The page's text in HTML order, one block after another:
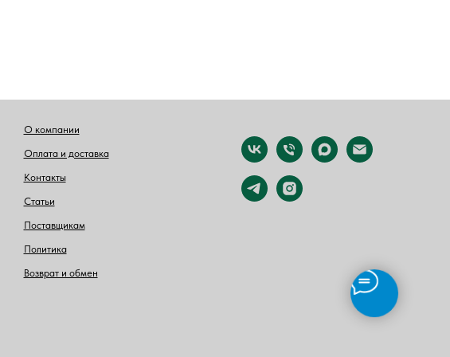
О компании
Оплата и доставка
Контакты
Статьи
Поставщикам
Политика
Возврат и обмен